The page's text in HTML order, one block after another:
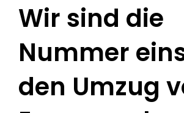
Wir sind die
Nummer
den Umzug